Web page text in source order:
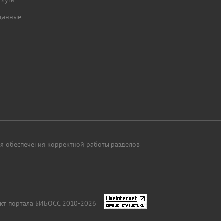
обеспечения корректной работы разделов
портала БИБОСС 2010-2026